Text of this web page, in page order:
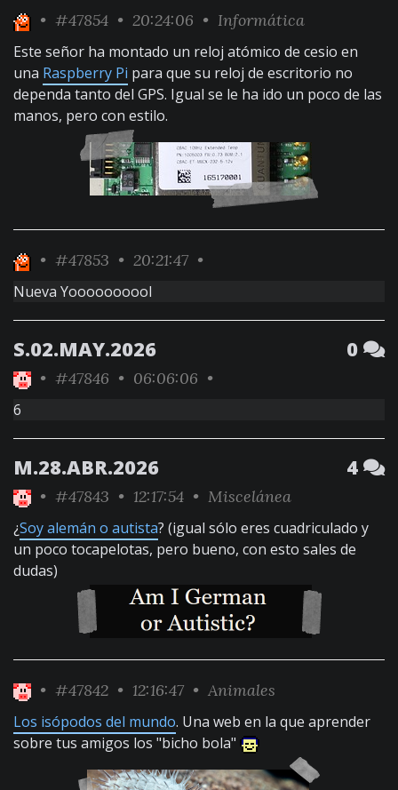
• #47854 • 20:24:06 • Informática
Este señor ha montado un reloj atómico de cesio en
una Raspberry Pi para que su reloj de escritorio no
dependa tanto del GPS. Igual se le ha ido un poco de las
manos, pero con estilo.
• #47853 • 20:21:47 •
Nueva Yoooooooool
S.02.MAY.2026 0
• #47846 • 06:06:06 •
6
M.28.ABR.2026 4
• #47843 • 12:17:54 • Miscelánea
¿Soy alemán o autista? (igual sólo eres cuadriculado y
un poco tocapelotas, pero bueno, con esto sales de
dudas)
• #47842 • 12:16:47 • Animales
Los isópodos del mundo. Una web en la que aprender
sobre tus amigos los "bicho bola"